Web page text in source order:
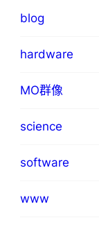
blog
hardware
MO群像
science
software
www